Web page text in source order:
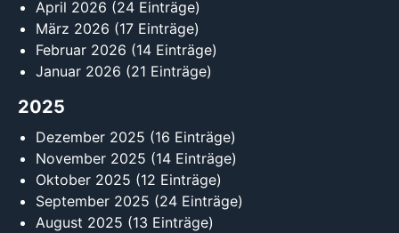
April 2026 (24 Einträge)
März 2026 (17 Einträge)
Februar 2026 (14 Einträge)
Januar 2026 (21 Einträge)
2025
Dezember 2025 (16 Einträge)
November 2025 (14 Einträge)
Oktober 2025 (12 Einträge)
September 2025 (24 Einträge)
August 2025 (13 Einträge)